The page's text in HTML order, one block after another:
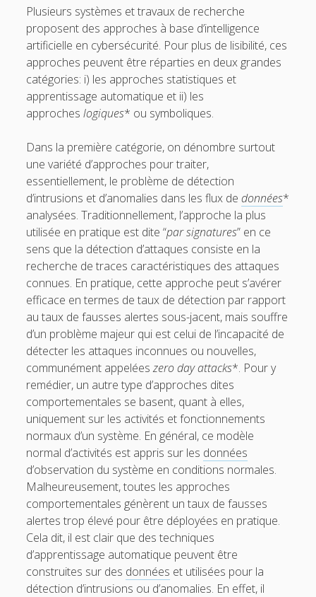
Contributeurs
t
w
i
t
e
r
e
m
a
i
l
Plusieurs systèmes et travaux de recherche
proposent des approches à base d’intelligence
artificielle en cybersécurité. Pour plus de lisibilité, ces
approches peuvent être réparties en deux grandes
catégories: i) les approches statistiques et
apprentissage automatique et ii) les
approcheslogiques* ou symboliques.
Dans la première catégorie, on dénombre surtout
une variété d’approches pour traiter,
essentiellement, le problème de détection
d’intrusions et d’anomalies dans les flux dedonnées*
analysées. Traditionnellement, l’approche la plus
utilisée en pratique est dite “par signatures” en ce
sens que la détection d’attaques consiste en la
recherche de traces caractéristiques des attaques
connues. En pratique, cette approche peut s’avérer
efficace en termes de taux de détection par rapport
au taux de fausses alertes sous-jacent, mais souffre
d’un problème majeur qui est celui de l’incapacité de
détecter les attaques inconnues ou nouvelles,
communément appeléeszero day attacks*. Pour y
remédier, un autre type d’approches dites
comportementales se basent, quant à elles,
uniquement sur les activités et fonctionnements
normaux d’un système. En général, ce modèle
normal d’activités est appris sur les données
d’observation du système en conditions normales.
Malheureusement, toutes les approches
comportementales génèrent un taux de fausses
alertes trop élevé pour être déployées en pratique.
Cela dit, il est clair que des techniques
d’apprentissage automatique peuvent être
construites sur des données et utilisées pour la
détection d’intrusions ou d’anomalies. En effet, il